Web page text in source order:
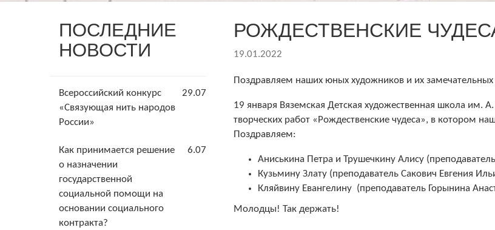
ПОСЛЕДНИЕ
НОВОСТИ
Всероссийский конкурс
«Связующая нить народов
России»
29.07
Как принимается решение
о назначении
государственной
социальной помощи на
основании социального
контракта?
6.07
РОЖДЕСТВЕНСКИЕ
19.01.2022
Поздравляем наших юных художников и их
19 января Вяземская Детская художественная школа им.
творческих работ «Рождественские чудеса», в котором
Поздравляем:
Аниськина Петра и Трушечкину Алису
Кузьмину Злату (преподаватель Сакович Евгения
Кляйвину Евангелину (преподаватель Горынина
Молодцы! Так держать!